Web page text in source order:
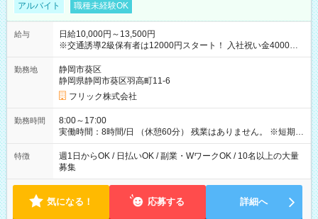
アルバイト 職種未経験OK
給与
日給10,000円～13,500円
※交通誘導2級保有者は12000円スタート！ 入社祝い金4000円
【試用期間】試用期間なし
勤務地
静岡市葵区
静岡県静岡市葵区羽高町11-6
フリック株式会社
勤務時間
8:00～17:00
実働時間：8時間/日 （休憩60分） 残業はありません。 ※短期の
募集は行っておりません。予めご了承くださいませ。
特徴
週1日からOK / 日払いOK / 副業・WワークOK / 10名以上の大量
募集
気になる！ 応募する 詳細へ